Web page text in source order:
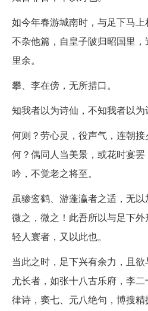
如今年春游城南时，与足下马上
不杂他篇，自皇子陂归昭国里
里余。
攀、李在傍，无所措口。
知我者以为诗仙，不知我者以为
何则？劳心灵，役声气，连朝
何？偶同人当美景，或花时宴
吟，不觉老之将至。
虽骖鸾鹤、游蓬瀛者之适，无
微之，微之！此吾所以与足下外
轻人寰者，又以此也。
当此之时，足下兴有余力，且
尤长者，如张十八古乐府，李
律诗，窦七、元八绝句，博搜